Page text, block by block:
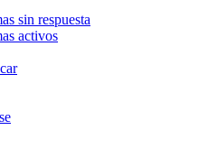
sin respuesta
activos